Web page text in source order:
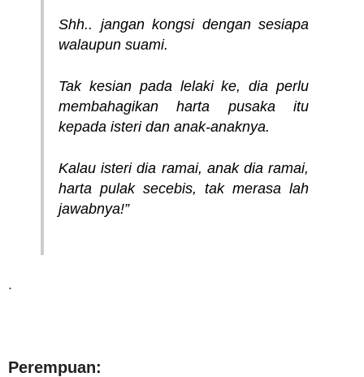
Shh.. jangan kongsi dengan sesiapa
walaupun suami.
Tak kesian pada lelaki ke, dia perlu
membahagikan harta pusaka itu
kepada isteri dan anak-anaknya.
Kalau isteri dia ramai, anak dia ramai,
harta pulak secebis, tak merasa lah
jawabnya!”
.
Perempuan: